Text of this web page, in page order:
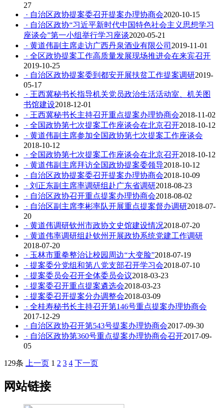
27
· 自治区政协提案委召开提案办理协商会2020-10-15
· 自治区政协“习近平新时代中国特色社会主义思想学习
座谈会”第一小组举行学习座谈2020-05-21
· 黄道伟副主席走访广西丹泉酒业有限公司 2019-11-01
· 全区政协提案工作高质量发展现场推进会在来宾召开
2019-10-25
· 自治区政协提案委到都安开展扶贫工作提案调研2019-
05-17
· 王西冀秘书长指导机关党员政治生活活动室、机关图
书馆建设2018-12-01
· 王西冀秘书长主持召开重点提案办理协商会2018-11-02
· 全国政协第七次提案工作座谈会在北京召开2018-10-12
· 黄道伟副主席参加全国政协第七次提案工作座谈会
2018-10-12
· 全国政协第七次提案工作座谈会在北京召开2018-10-12
· 黄道伟副主席拜访全国政协提案委领导2018-10-12
· 自治区政协提案委召开提案办理协商会2018-10-09
· 刘正东副主席率调研组赴广东省调研2018-08-23
· 自治区政协召开重点提案办理协商会2018-08-02
· 自治区副主席李彬率队开展重点提案督办调研2018-07-
20
· 黄道伟调研钦州市政协文史馆建设情况2018-07-20
· 黄道伟率调研组赴钦州开展政协系统党建工作调研
2018-07-20
· 玉林市重拳整治让校园周边“大变脸”2018-07-19
· 提案委分党组和第八党支部召开学习会2018-07-10
· 提案委员会召开全体委员会议2018-03-23
· 提案委召开重点提案遴选会2018-03-23
· 提案委召开提案分办调整会2018-03-09
· 全桂寿秘书长主持召开第146号重点提案办理协商会
2017-12-29
· 自治区政协召开第543号提案办理协商会2017-09-30
· 自治区政协第360号重点提案办理协商会召开2017-09-
05
129条 上一页 1 2 3 4 下一页
网站链接